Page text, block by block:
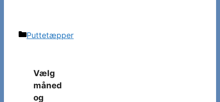
Kategorier
Puttetæpper
Vælg
måned
og